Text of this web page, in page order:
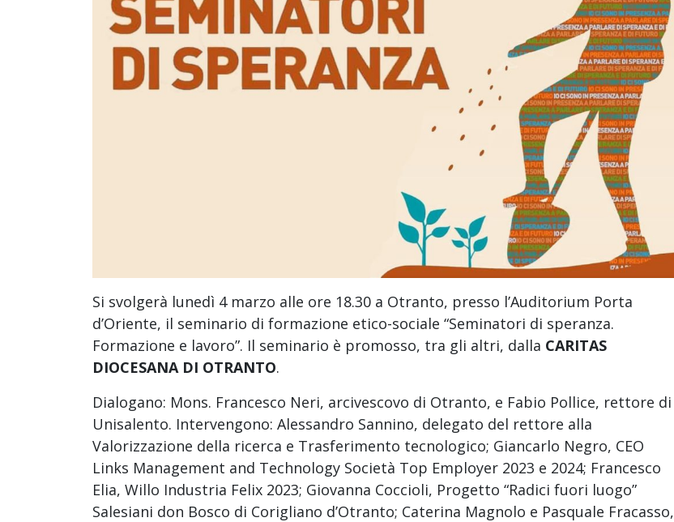
Si svolgerà lunedì 4 marzo alle ore 18.30 a Otranto, presso l’Auditorium Porta
d’Oriente, il seminario di formazione etico-sociale “Seminatori di speranza.
Formazione e lavoro”. Il seminario è promosso, tra gli altri, dalla CARITAS
DIOCESANA DI OTRANTO.
Dialogano: Mons. Francesco Neri, arcivescovo di Otranto, e Fabio Pollice, rettore di
Unisalento. Intervengono: Alessandro Sannino, delegato del rettore alla
Valorizzazione della ricerca e Trasferimento tecnologico; Giancarlo Negro, CEO
Links Management and Technology Società Top Employer 2023 e 2024; Francesco
Elia, Willo Industria Felix 2023; Giovanna Coccioli, Progetto “Radici fuori luogo”
Salesiani don Bosco di Corigliano d’Otranto; Caterina Magnolo e Pasquale Fracasso,